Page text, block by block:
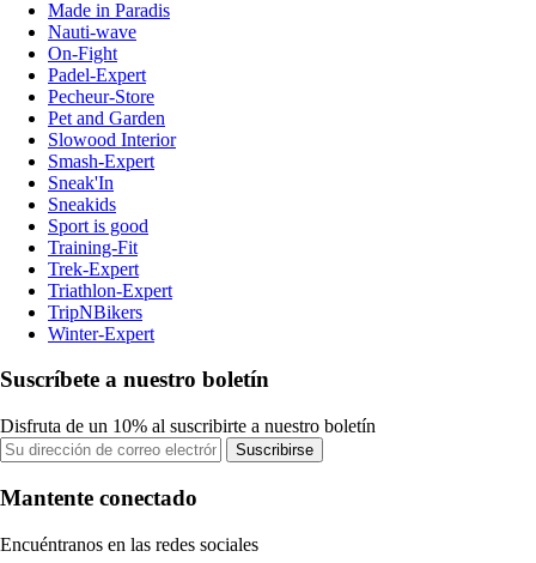
Made in Paradis
Nauti-wave
On-Fight
Padel-Expert
Pecheur-Store
Pet and Garden
Slowood Interior
Smash-Expert
Sneak'In
Sneakids
Sport is good
Training-Fit
Trek-Expert
Triathlon-Expert
TripNBikers
Winter-Expert
Suscríbete a nuestro boletín
Disfruta de un 10% al suscribirte a nuestro boletín
Suscribirse
Mantente conectado
Encuéntranos en las redes sociales